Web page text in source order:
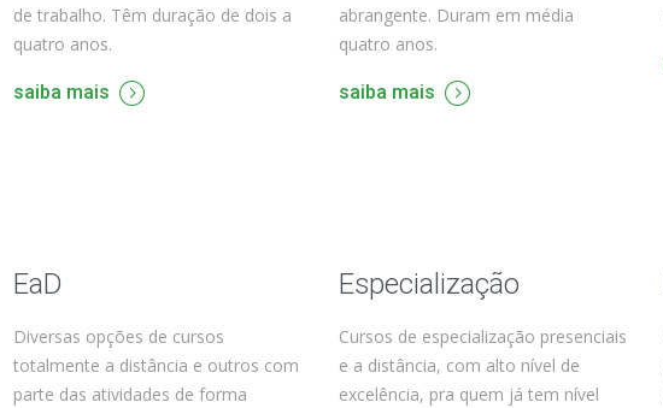
de trabalho. Têm duração de dois a
quatro anos.
saiba mais
abrangente. Duram em média
quatro anos.
saiba mais
EaD
Diversas opções de cursos
totalmente a distância e outros com
parte das atividades de forma
Especialização
Cursos de especialização presenciais
e a distância, com alto nível de
excelência, pra quem já tem nível